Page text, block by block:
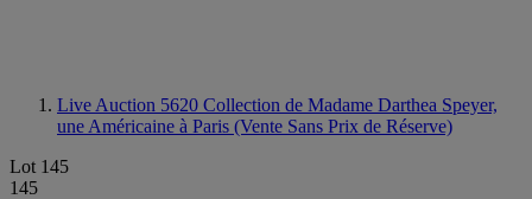
Live Auction 5620 Collection de Madame Darthea Speyer,
une Américaine à Paris (Vente Sans Prix de Réserve)
Lot 145
145